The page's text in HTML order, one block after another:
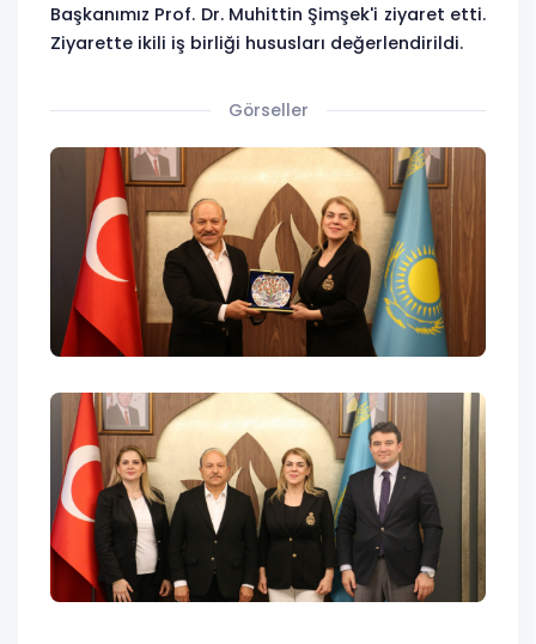
Başkanımız Prof. Dr. Muhittin Şimşek'i ziyaret etti.
Ziyarette ikili iş birliği hususları değerlendirildi.
Görseller